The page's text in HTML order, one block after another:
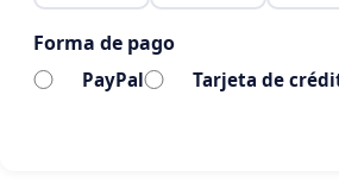
Atentamente,
Familias de Infantil y Primaria del
Forma de pago
PayPal Tarjeta de